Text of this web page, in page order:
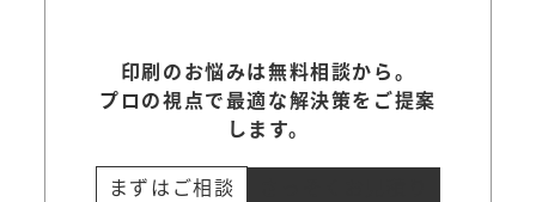
印刷のお悩みは無料相談から。
プロの視点で最適な解決策をご提案
します。
まずはご相談